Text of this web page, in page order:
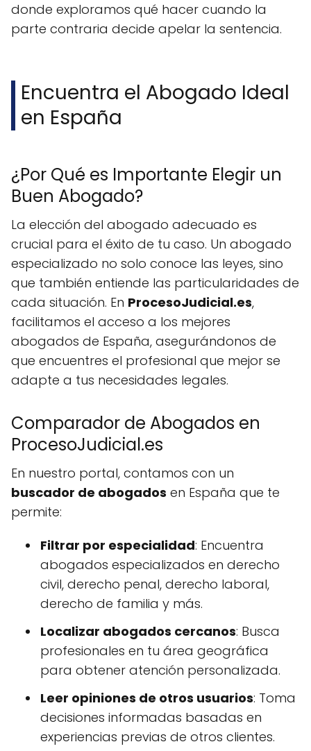
donde exploramos qué hacer cuando la
parte contraria decide apelar la sentencia.
Encuentra el Abogado Ideal
en España
¿Por Qué es Importante Elegir un
Buen Abogado?
La elección del abogado adecuado es
crucial para el éxito de tu caso. Un abogado
especializado no solo conoce las leyes, sino
que también entiende las particularidades de
cada situación. En ProcesoJudicial.es,
facilitamos el acceso a los mejores
abogados de España, asegurándonos de
que encuentres el profesional que mejor se
adapte a tus necesidades legales.
Comparador de Abogados en
ProcesoJudicial.es
En nuestro portal, contamos con un
buscador de abogados en España que te
permite:
Filtrar por especialidad: Encuentra
abogados especializados en derecho
civil, derecho penal, derecho laboral,
derecho de familia y más.
Localizar abogados cercanos: Busca
profesionales en tu área geográfica
para obtener atención personalizada.
Leer opiniones de otros usuarios: Toma
decisiones informadas basadas en
experiencias previas de otros clientes.